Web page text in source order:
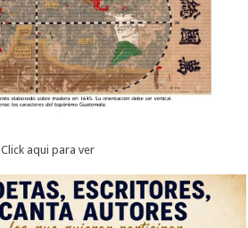
Click aqui para ver